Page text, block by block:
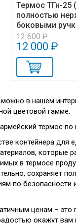
Термос ТГн-25
полностью
боковыми
12 600 ₽
12 000 ₽
в нашем
цветовой гамме.
термос по
контейнера
в термосе
сохраняет
по
ценам –
окажут